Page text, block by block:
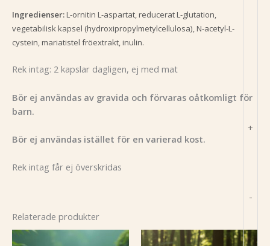
-
+
Ingredienser:L-ornitin L-aspartat, reducerat L-glutation,
vegetabilisk kapsel (hydroxipropylmetylcellulosa), N-acetyl-L-
cystein, mariatistel fröextrakt, inulin.
Rek intag: 2 kapslar dagligen, ej med mat
Bör ej användas av gravida och förvaras oåtkomligt för
barn.
Bör ej användas istället för en varierad kost.
Rek intag får ej överskridas
Relaterade produkter